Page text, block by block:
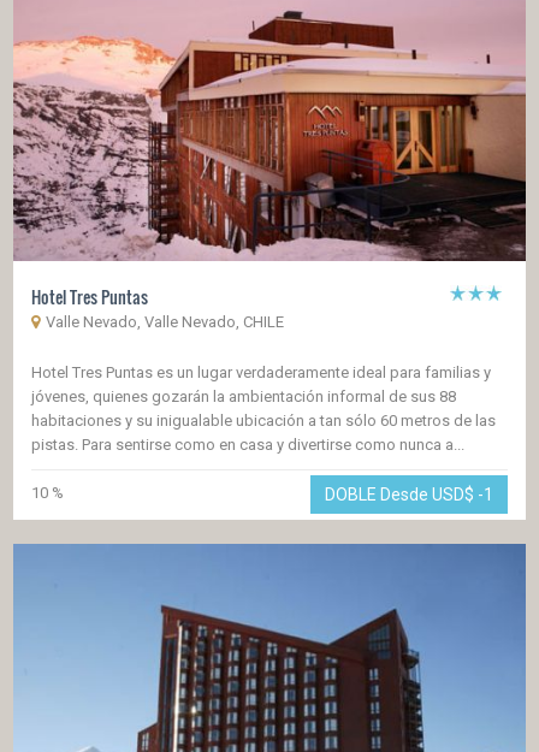
Hotel Tres Puntas
Valle Nevado, Valle Nevado, CHILE
Hotel Tres Puntas es un lugar verdaderamente ideal para familias y
jóvenes, quienes gozarán la ambientación informal de sus 88
habitaciones y su inigualable ubicación a tan sólo 60 metros de las
pistas. Para sentirse como en casa y divertirse como nunca a...
DOBLE Desde USD$ -1
10 %